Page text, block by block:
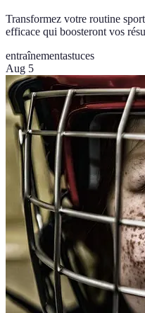
Transformez votre routine
efficace qui boosteront vos
entraînementastuces
Aug 5